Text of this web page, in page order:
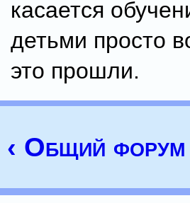
касается
детьми просто
это прошли.
‹ Общий